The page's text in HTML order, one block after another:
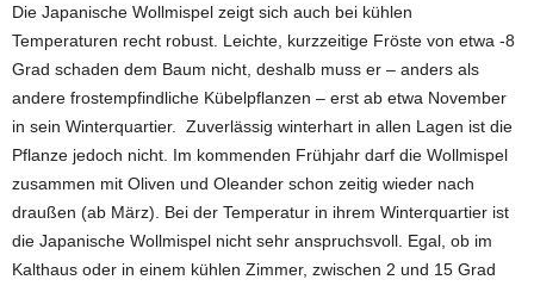
Die Japanische Wollmispel zeigt sich auch bei kühlen
Temperaturen recht robust. Leichte, kurzzeitige Fröste von etwa -8
Grad schaden dem Baum nicht, deshalb muss er – anders als
andere frostempfindliche Kübelpflanzen – erst ab etwa November
in sein Winterquartier. Zuverlässig winterhart in allen Lagen ist die
Pflanze jedoch nicht. Im kommenden Frühjahr darf die Wollmispel
zusammen mit Oliven und Oleander schon zeitig wieder nach
draußen (ab März). Bei der Temperatur in ihrem Winterquartier ist
die Japanische Wollmispel nicht sehr anspruchsvoll. Egal, ob im
Kalthaus oder in einem kühlen Zimmer, zwischen 2 und 15 Grad